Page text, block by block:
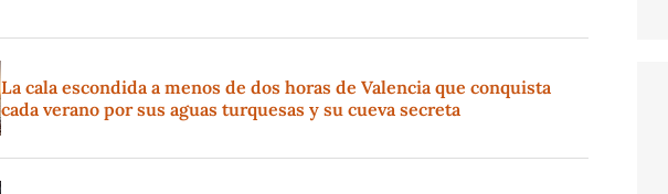
La cala escondida a menos de dos horas de Valencia que conquista
cada verano por sus aguas turquesas y su cueva secreta